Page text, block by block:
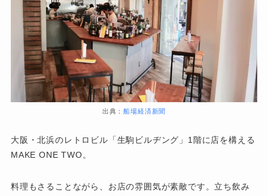
出典：船場経済新聞
大阪・北浜のレトロビル「生駒ビルヂング」1階に店を構える
MAKE ONE TWO。
料理もさることながら、お店の雰囲気が素敵です。立ち飲み